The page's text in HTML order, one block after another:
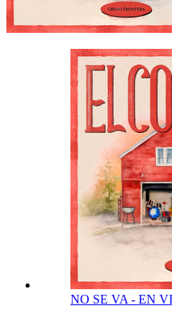
NO SE VA - EN